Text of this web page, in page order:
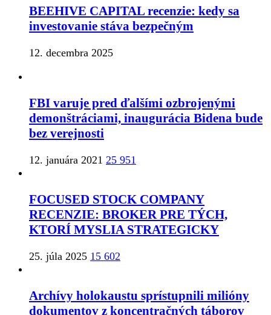
BEEHIVE CAPITAL recenzie: kedy sa
investovanie stáva bezpečným
12. decembra 2025
FBI varuje pred ďalšími ozbrojenými
demonštráciami, inaugurácia Bidena bude
bez verejnosti
12. januára 2021 25 951
FOCUSED STOCK COMPANY
RECENZIE: BROKER PRE TÝCH,
KTORÍ MYSLIA STRATEGICKY
25. júla 2025 15 602
Archívy holokaustu sprístupnili milióny
dokumentov z koncentračných táborov